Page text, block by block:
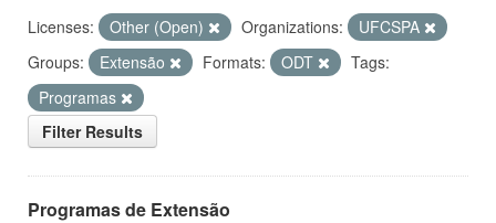
Licenses: Other (Open) Organizations:
UFCSPA
Groups:
Extensão Formats: ODT
Tags:
Programas
Filter Results
Programas de Extensão